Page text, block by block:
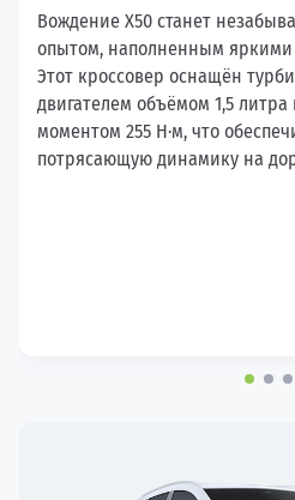
Вождение X50 станет
опытом, наполненным
Этот кроссовер оснащён
двигателем объёмом 1,5
моментом 255 Н·м, что
потрясающую динамику на